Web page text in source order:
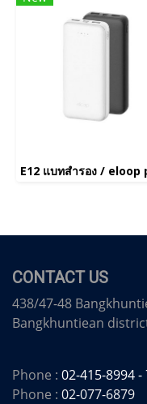
CONTACT US
438/47-48
Bangkhuntiean
Phone : 02-415-8994 -
Phone : 02-077-6879